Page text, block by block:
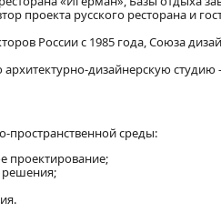
проекта русского ресторана и
России с 1985 года, Союза
архитектурно-дизайнерскую студию
пространственной среды:
проектирование;